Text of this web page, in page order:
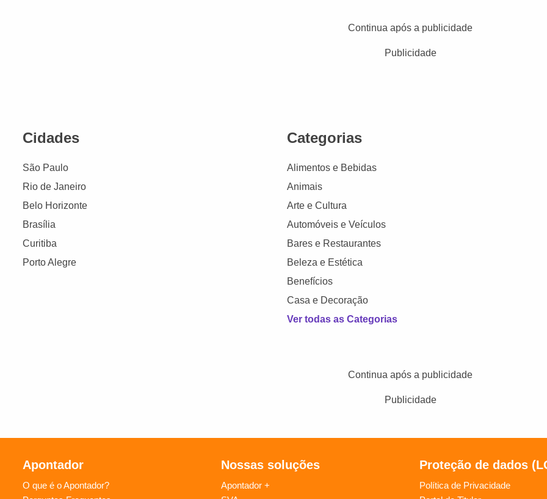
Continua após a publicidade
Publicidade
Cidades
São Paulo
Rio de Janeiro
Belo Horizonte
Brasília
Curitiba
Porto Alegre
Categorias
Alimentos e Bebidas
Animais
Arte e Cultura
Automóveis e Veículos
Bares e Restaurantes
Beleza e Estética
Benefícios
Casa e Decoração
Ver todas as Categorias
Continua após a publicidade
Publicidade
Apontador
O que é o Apontador?
Nossas soluções
Apontador +
Proteção de dados
Política de Privacidade